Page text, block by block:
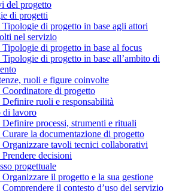
del progetto
di progetti
Tipologie di progetto in base agli attori
nel servizio
Tipologie di progetto in base al focus
Tipologie di progetto in base all’ambito di
ruoli e figure coinvolte
Coordinatore di progetto
Definire ruoli e responsabilità
di lavoro
Definire processi, strumenti e rituali
Curare la documentazione di progetto
Organizzare tavoli tecnici collaborativi
decisioni
progettuale
il progetto e la sua gestione
il contesto d’uso del servizio